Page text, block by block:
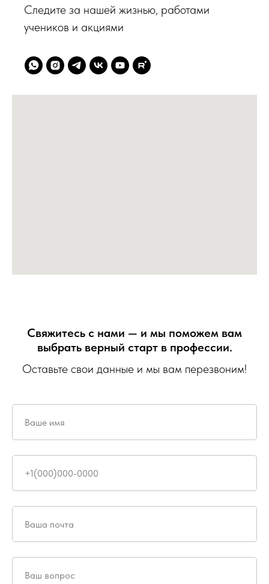
Следите за нашей жизнью, работами
учеников и акциями
Свяжитесь с нами — и мы поможем вам
выбрать верный старт в профессии.
Оставьте свои данные и мы вам перезвоним!